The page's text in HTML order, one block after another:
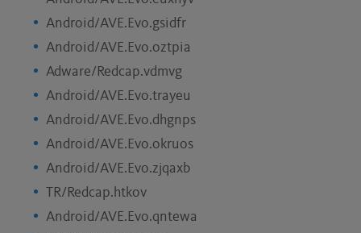
Android/AVE.Evo.gsidfr
Android/AVE.Evo.oztpia
Adware/Redcap.vdmvg
Android/AVE.Evo.trayeu
Android/AVE.Evo.dhgnps
Android/AVE.Evo.okruos
Android/AVE.Evo.zjqaxb
TR/Redcap.htkov
Android/AVE.Evo.qntewa